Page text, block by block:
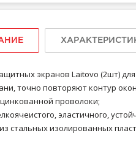
экранов Laitovo (2шт)
точно повторяют контур
проволоки;
эластичного,
стальных изолированных